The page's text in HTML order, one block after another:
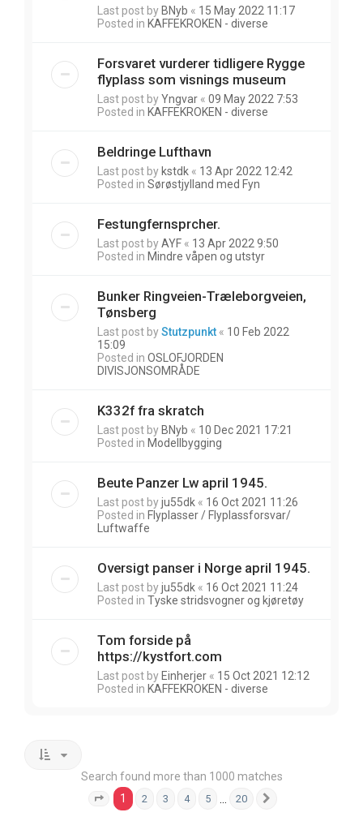
Last post by BNyb « 15 May 2022 11:17
Posted in KAFFEKROKEN - diverse
Forsvaret vurderer tidligere Rygge
flyplass som visnings museum
Last post byYngvar « 09 May 2022 7:53
Posted in KAFFEKROKEN - diverse
Beldringe Lufthavn
Last post by kstdk « 13 Apr 2022 12:42
Posted in Sørøstjylland med Fyn
Festungfernsprcher.
Last post byAYF « 13 Apr 2022 9:50
Posted in Mindre våpen og utstyr
Bunker Ringveien-Træleborgveien,
Tønsberg
Last post byStutzpunkt « 10 Feb 2022
15:09
Posted in OSLOFJORDEN
DIVISJONSOMRÅDE
K332f fra skratch
Last post by BNyb « 10 Dec 2021 17:21
Posted in Modellbygging
Beute Panzer Lw april 1945.
Last post byju55dk « 16 Oct 2021 11:26
Posted in Flyplasser / Flyplassforsvar/
Luftwaffe
Oversigt panser i Norge april 1945.
Last post byju55dk « 16 Oct 2021 11:24
Posted in Tyske stridsvogner og kjøretøy
Tom forside på
https://kystfort.com
Last post by Einherjer « 15 Oct 2021 12:12
Posted in KAFFEKROKEN - diverse
Search found more than 1000 matches
Page 1 of 20
1 2 3 4 5 20